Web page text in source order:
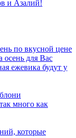
и Азалий!
по вкусной цене
осень для Вас
ежевика будут у
много как
которые